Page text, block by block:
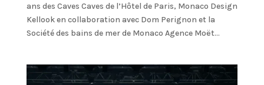
ans des Caves Caves de l’Hôtel de Paris, Monaco Design
Kellook en collaboration avec Dom Perignon et la
Société des bains de mer de Monaco Agence Moët...